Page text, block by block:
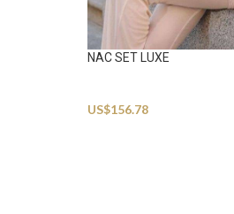
NAC SET LUXE
US$156.78